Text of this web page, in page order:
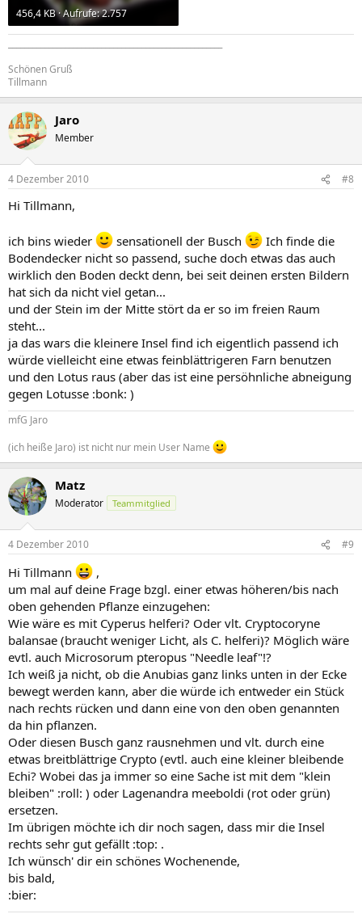
456,4 KB · Aufrufe: 2.757
Schönen Gruß
Tillmann
Jaro
Member
4 Dezember 2010 #8
Hi Tillmann,
ich bins wieder sensationell der Busch
Ich finde die
Bodendecker nicht so passend, suche doch etwas das auch
wirklich den Boden deckt denn, bei seit deinen ersten Bildern
hat sich da nicht viel getan...
und der Stein im der Mitte stört da er so im freien Raum
steht...
ja das wars die kleinere Insel find ich eigentlich passend ich
würde vielleicht eine etwas feinblättrigeren Farn benutzen
und den Lotus raus (aber das ist eine persöhnliche abneigung
gegen Lotusse :bonk: )
mfG Jaro
(ich heiße Jaro) ist nicht nur mein User Name
Matz
Moderator Teammitglied
4 Dezember 2010 #9
Hi Tillmann
,
um mal auf deine Frage bzgl. einer etwas höheren/bis nach
oben gehenden Pflanze einzugehen:
Wie wäre es mit Cyperus helferi? Oder vlt. Cryptocoryne
balansae (braucht weniger Licht, als C. helferi)? Möglich wäre
evtl. auch Microsorum pteropus "Needle leaf"!?
Ich weiß ja nicht, ob die Anubias ganz links unten in der Ecke
bewegt werden kann, aber die würde ich entweder ein Stück
nach rechts rücken und dann eine von den oben genannten
da hin pflanzen.
Oder diesen Busch ganz rausnehmen und vlt. durch eine
etwas breitblättrige Crypto (evtl. auch eine kleiner bleibende
Echi? Wobei das ja immer so eine Sache ist mit dem "klein
bleiben" :roll: ) oder Lagenandra meeboldi (rot oder grün)
ersetzen.
Im übrigen möchte ich dir noch sagen, dass mir die Insel
rechts sehr gut gefällt :top: .
Ich wünsch' dir ein schönes Wochenende,
bis bald,
:bier: